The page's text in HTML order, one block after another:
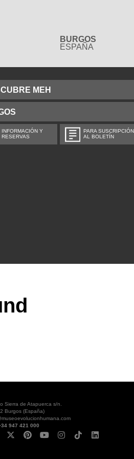
BURGOS
ESPAÑA
MEH
INFORMACIÓN Y
RESERVAS
PARA SUSCRIPCIÓN
AL BOLETÍN
Sierra de Atapuerca s/n.
Burgos (España)
947 421 000